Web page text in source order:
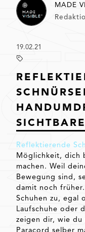
MADE
19.02.21
Reflektierende
Möglichkeit, dich
machen. Weil
Bewegung sind,
damit noch
Schuhen zu, egal
Laufschuhe oder
zeigen dir, wie du
Paracord selber